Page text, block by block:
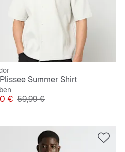
Summer Shirt
€ Originalpreis
59,99 €